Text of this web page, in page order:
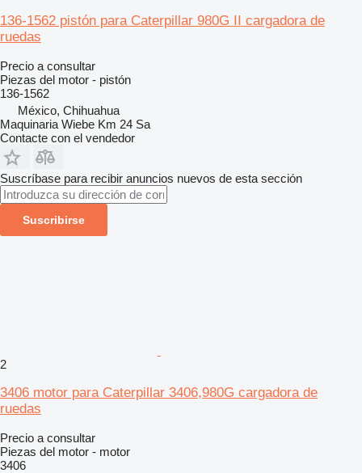
136-1562 pistón para Caterpillar 980G II cargadora de
ruedas
Precio a consultar
Piezas del motor - pistón
136-1562
México, Chihuahua
Maquinaria Wiebe Km 24 Sa
Contacte con el vendedor
Suscríbase para recibir anuncios nuevos de esta sección
Suscribirse
2
3406 motor para Caterpillar 3406,980G cargadora de
ruedas
Precio a consultar
Piezas del motor - motor
3406